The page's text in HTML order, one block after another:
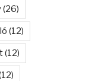
(26)
(12)
(12)